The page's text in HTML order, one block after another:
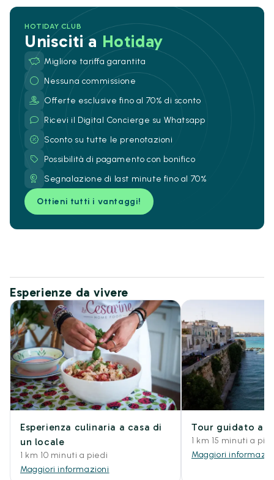
HOTIDAY CLUB
Unisciti a Hotiday
Migliore tariffa garantita
Nessuna commissione
Offerte esclusive fino al 70% di sconto
Ricevi il Digital Concierge su Whatsapp
Sconto su tutte le prenotazioni
Possibilità di pagamento con bonifico
Segnalazione di last minute fino al 70%
Ottieni tutti i vantaggi!
Esperienze da vivere
Esperienza culinaria a casa di
un locale
1 km 10 minuti a piedi
Maggiori informazioni
Tour guidato a
1 km 15 minuti a
Maggiori